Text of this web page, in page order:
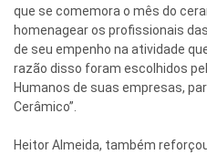
que se comemora o mês do
homenagear os profissionais
de seu empenho na atividade
razão disso foram escolhidos
Humanos de suas empresas,
Cerâmico”.
Heitor Almeida, também